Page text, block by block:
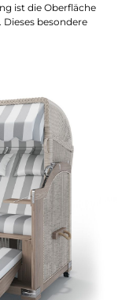
ist die Oberfläche
besondere